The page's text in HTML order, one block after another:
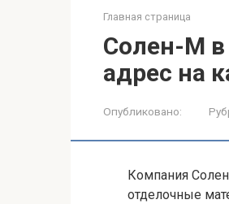
Главная страница
Солен-М в
адрес на
Опубликовано:
Компания
отделочные